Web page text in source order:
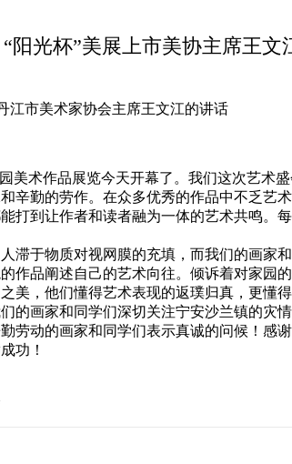
“阳光杯”美展上市美协主席王文
市美术家协会主席王文江的讲话
术作品展览今天开幕了。我们这次艺术
辛勤的劳作。在众多优秀的作品中不乏艺
打到让作者和读者融为一体的艺术共鸣
于物质对视网膜的充填，而我们的画家
品阐述自己的艺术向往。倾诉着对家园
，他们懂得艺术表现的返璞归真，更懂
画家和同学们深切关注宁安沙兰镇的灾
动的画家和同学们表示真诚的问候！感
功！